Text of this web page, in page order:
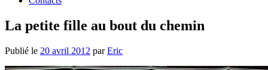
La petite fille au bout du chemin
Publié le 20 avril 2012 parEric